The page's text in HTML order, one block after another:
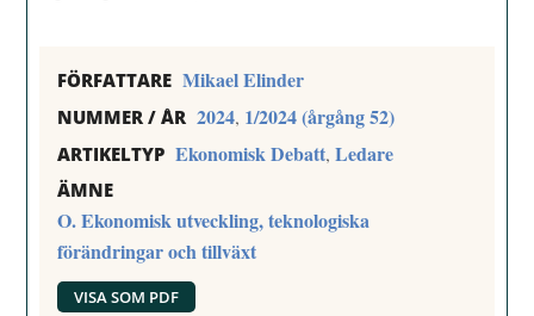
FÖRFATTARE Mikael Elinder
NUMMER / ÅR 2024, 1/2024 (årgång 52)
ARTIKELTYP Ekonomisk Debatt,Ledare
ÄMNE
O. Ekonomisk utveckling, teknologiska
förändringar och tillväxt
VISA SOM PDF